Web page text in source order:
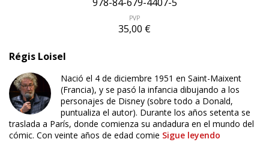
PVP
35,00 €
Régis Loisel
Nació el 4 de diciembre 1951 en Saint-Maixent
(Francia), y se pasó la infancia dibujando a los
personajes de Disney (sobre todo a Donald,
puntualiza el autor). Durante los años setenta se
traslada a París, donde comienza su andadura en el mundo del
cómic. Con veinte años de edad comie Sigue leyendo